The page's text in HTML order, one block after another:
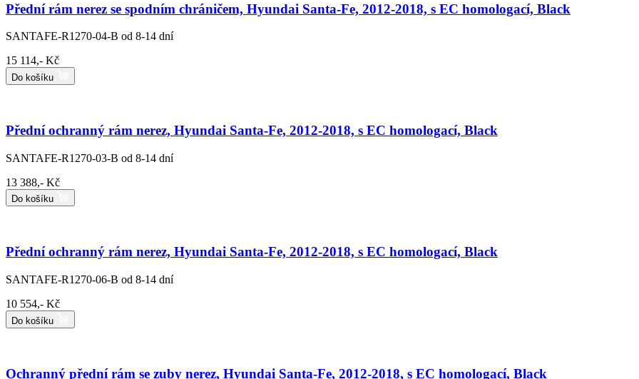
Přední rám nerez se spodním chráničem, Hyundai Santa-Fe, 2012-2018, s EC homologací, Black
SANTAFE-R1270-04-B od 8-14 dní
15 114,- Kč
Do košíku
Přední ochranný rám nerez, Hyundai Santa-Fe, 2012-2018, s EC homologací, Black
SANTAFE-R1270-03-B od 8-14 dní
13 388,- Kč
Do košíku
Přední ochranný rám nerez, Hyundai Santa-Fe, 2012-2018, s EC homologací, Black
SANTAFE-R1270-06-B od 8-14 dní
10 554,- Kč
Do košíku
Ochranný přední rám se zuby nerez, Hyundai Santa-Fe, 2012-2018, s EC homologací, Black